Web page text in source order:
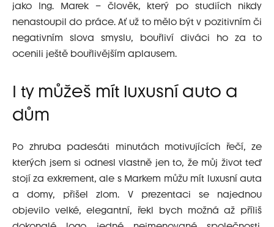
jako Ing. Marek – člověk, který po studiích nikdy
nenastoupil do práce. Ať už to mělo být v pozitivním či
negativním slova smyslu, bouřliví diváci ho za to
ocenili ještě bouřlivějším aplausem.
I ty můžeš mít luxusní auto a
dům
Po zhruba padesáti minutách motivujících řečí, ze
kterých jsem si odnesl vlastně jen to, že můj život teď
stojí za exkrement, ale s Markem můžu mít luxusní auta
a domy, přišel zlom. V prezentaci se najednou
objevilo velké, elegantní, řekl bych možná až příliš